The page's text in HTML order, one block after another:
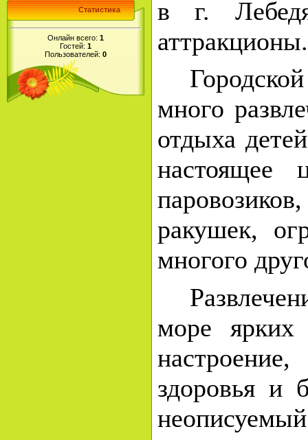
Статистика
Онлайн всего: 1
Гостей: 1
Пользователей: 0
в г.
аттракционы.
много
отдыха
настоящее
ракушек,
многого
море ярких
здоровья и